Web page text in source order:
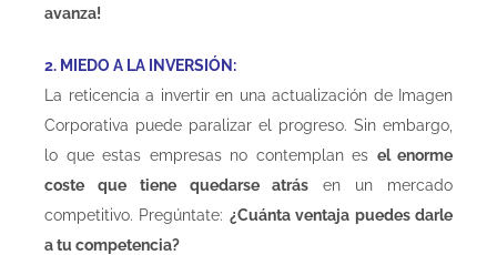
avanza!
2. MIEDO A LA INVERSIÓN:
La reticencia a invertir en una actualización de Imagen
Corporativa puede paralizar el progreso. Sin embargo,
lo que estas empresas no contemplan es el enorme
coste que tiene quedarse atrás en un mercado
competitivo. Pregúntate: ¿Cuánta ventaja puedes darle
a tu competencia?